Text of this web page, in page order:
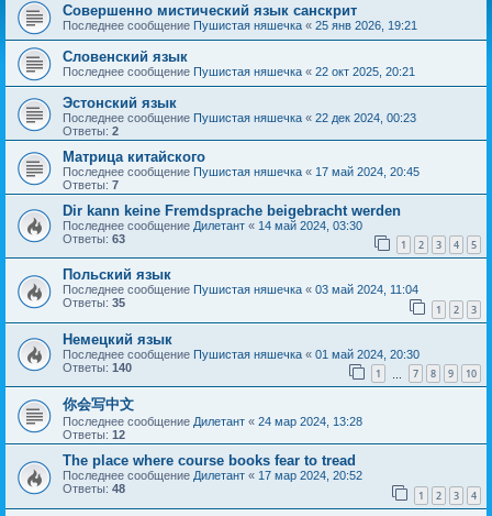
Совершенно мистический язык санскрит
Последнее сообщение Пушистая няшечка « 25 янв 2026, 19:21
Словенский язык
Последнее сообщение Пушистая няшечка « 22 окт 2025, 20:21
Эстонский язык
Последнее сообщение Пушистая няшечка « 22 дек 2024, 00:23
Ответы: 2
Матрица китайского
Последнее сообщение Пушистая няшечка « 17 май 2024, 20:45
Ответы: 7
Dir kann keine Fremdsprache beigebracht werden
Последнее сообщение Дилетант « 14 май 2024, 03:30
Ответы: 63 1 2 3 4 5
Польский язык
Последнее сообщение Пушистая няшечка « 03 май 2024, 11:04
Ответы: 35 1 2 3
Немецкий язык
Последнее сообщение Пушистая няшечка « 01 май 2024, 20:30
Ответы: 140 1 7 8 9 10
你会写中文
Последнее сообщение Дилетант « 24 мар 2024, 13:28
Ответы: 12
The place where course books fear to tread
Последнее сообщение Дилетант « 17 мар 2024, 20:52
Ответы: 48 1 2 3 4